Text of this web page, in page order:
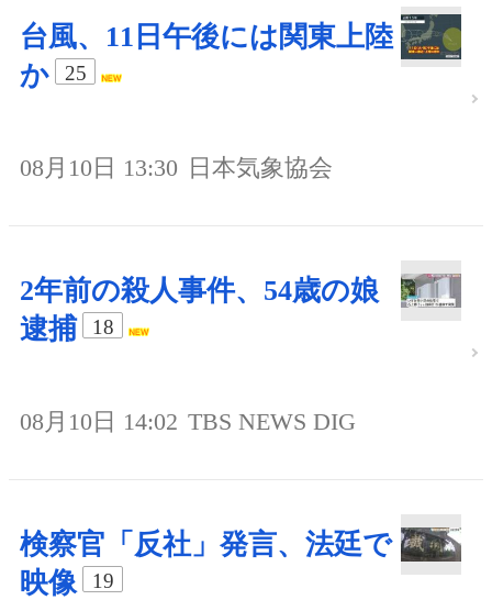
台風、11日午後には関東上陸
か
25
08月10日 13:30 日本気象協会
2年前の殺人事件、54歳の娘
逮捕
18
08月10日 14:02 TBS NEWS DIG
検察官「反社」発言、法廷で
映像
19